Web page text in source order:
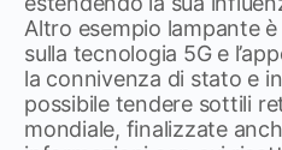
Altro esempio lampante
sulla tecnologia 5G e
la connivenza di stato e
possibile tendere sottili
mondiale, finalizzate